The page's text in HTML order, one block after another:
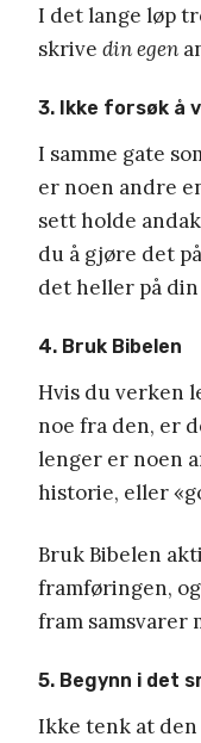
I det lange løp
skrive din egen
3. Ikke forsøk å
I samme gate
er noen andre
sett holde
du å gjøre det
det heller på
4. Bruk Bibelen
Hvis du verken
noe fra den, er
lenger er noen
historie, eller
Bruk Bibelen
framføringen,
fram samsvarer
5. Begynn i det
Ikke tenk at den